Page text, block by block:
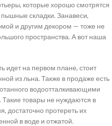
которые хорошо смотрятся
пышные складки. Занавеси,
и другим декором — тоже не
пространства. А вот наша
идет на первом плане, стоит
из льна. Также в продаже есть
водоотталкивающими
товары не нуждаются в
достаточно протереть их
в воде и отжатой.